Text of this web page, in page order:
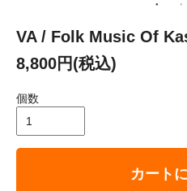
VA / Folk Music Of
8,800円(税込)
個数
カート